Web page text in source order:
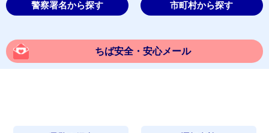
警察署名から探す 市町村から探す
ちば安全・安心メール